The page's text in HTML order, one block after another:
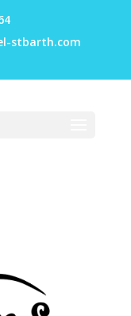
stbarth.com